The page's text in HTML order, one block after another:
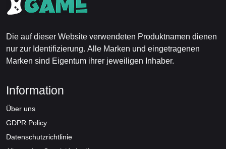
Die auf dieser Website verwendeten Produktnamen dienen
nur zur Identifizierung. Alle Marken und eingetragenen
Marken sind Eigentum ihrer jeweiligen Inhaber.
Information
Über uns
GDPR Policy
Datenschutzrichtlinie